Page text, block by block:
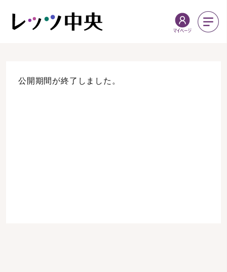
公開期間が終了しました。